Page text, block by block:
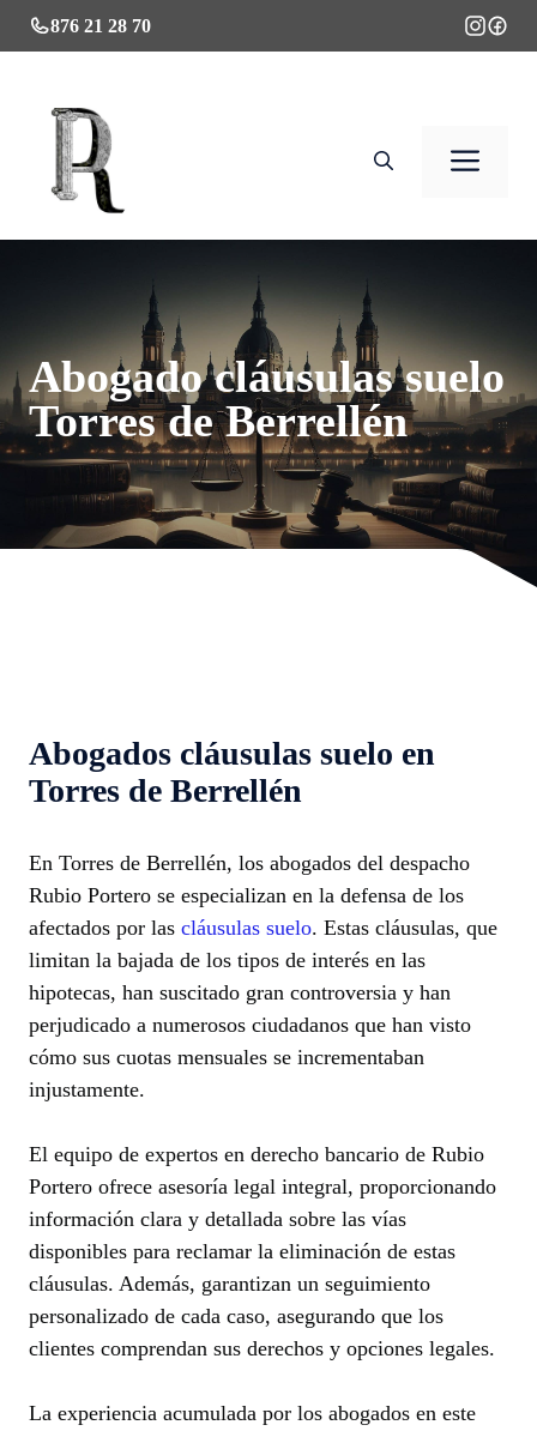
Saltar
al
876 21 28 70
Abogado cláusulas suelo
Torres de Berrellén
Abogados cláusulas suelo en
Torres de Berrellén
En Torres de Berrellén, los abogados del despacho
Rubio Portero se especializan en la defensa de los
afectados por las cláusulas suelo. Estas cláusulas, que
limitan la bajada de los tipos de interés en las
hipotecas, han suscitado gran controversia y han
perjudicado a numerosos ciudadanos que han visto
cómo sus cuotas mensuales se incrementaban
injustamente.
El equipo de expertos en derecho bancario de Rubio
Portero ofrece asesoría legal integral, proporcionando
información clara y detallada sobre las vías
disponibles para reclamar la eliminación de estas
cláusulas. Además, garantizan un seguimiento
personalizado de cada caso, asegurando que los
clientes comprendan sus derechos y opciones legales.
La experiencia acumulada por los abogados en este